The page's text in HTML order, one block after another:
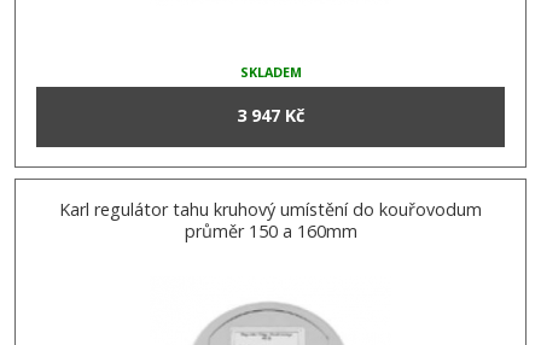
SKLADEM
3 947 Kč
Karl regulátor tahu kruhový umístění do kouřovodum
průměr 150 a 160mm